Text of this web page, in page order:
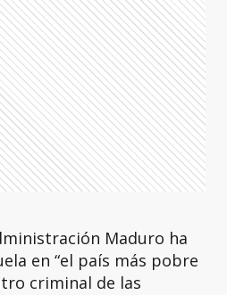
Maduro ha
en “el país más pobre
criminal de las